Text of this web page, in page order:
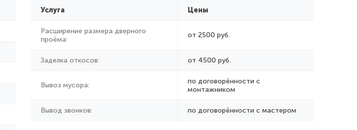
Услуга Цены
Расширение размера дверного
проёма:
от 2500 руб.
Заделка откосов: от 4500 руб.
Вывоз мусора:
по договорённости с
монтажником
Вывод звонков: по договорённости с мастером